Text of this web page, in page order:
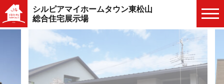
シルピアマイホームタウン東松山
総合住宅展示場